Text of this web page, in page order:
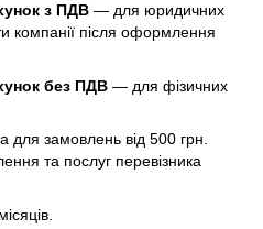
з ПДВ — для юридичних
компанії після оформлення
без ПДВ — для фізичних
для замовлень від 500 грн.
та послуг перевізника